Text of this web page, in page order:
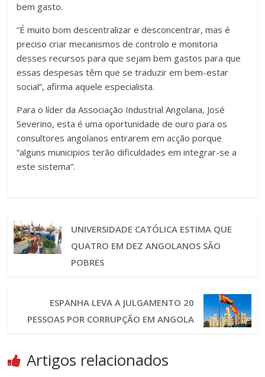
bem gasto.
“É muito bom descentralizar e desconcentrar, mas é
preciso criar mecanismos de controlo e monitoria
desses recursos para que sejam bem gastos para que
essas despesas têm que se traduzir em bem-estar
social”, afirma aquele especialista.
Para o líder da Associação Industrial Angolana, José
Severino, esta é uma oportunidade de ouro para os
consultores angolanos entrarem em acção porque
“alguns municipios terão dificuldades em integrar-se a
este sistema”.
UNIVERSIDADE CATÓLICA ESTIMA QUE
QUATRO EM DEZ ANGOLANOS SÃO
POBRES
ESPANHA LEVA A JULGAMENTO 20
PESSOAS POR CORRUPÇÃO EM ANGOLA
Artigos relacionados